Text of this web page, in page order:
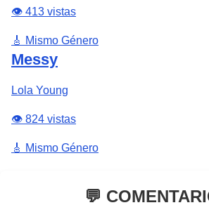
👁️ 413 vistas
🎸 Mismo Género
Messy
Lola Young
👁️ 824 vistas
🎸 Mismo Género
💬